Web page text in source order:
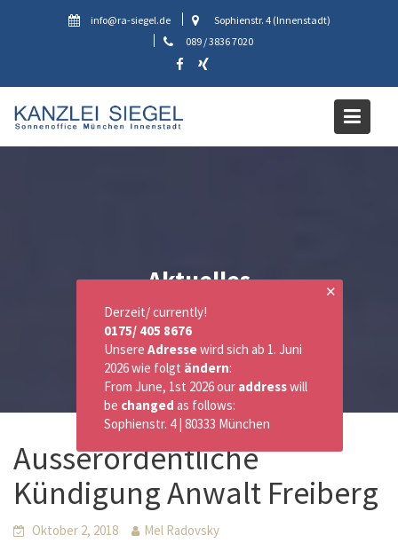
info@ra-siegel.de
Sophienstr. 4 (Innenstadt)
089 / 3836 7020
Aktuelles
Ausserordentliche
Kündigung Anwalt Freiberg
Oktober 2, 2018 Mel Radovsky
✕
Derzeit/ currently!
0175/ 405 8676
Unsere Adressewird sich ab 1. Juni
2026 wie folgt ändern:
From June, 1st 2026 our addresswill
be changed as follows:
Sophienstr. 4 | 80333 München